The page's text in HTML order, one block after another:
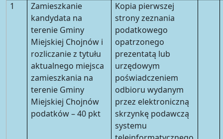
1
Zamieszkanie
kandydata na
terenie Gminy
Miejskiej Chojnów i
rozliczanie z tytułu
aktualnego miejsca
zamieszkania na
terenie Gminy
Miejskiej Chojnów
podatków – 40 pkt
Kopia pierwszej
strony zeznania
podatkowego
opatrzonego
prezentatą lub
urzędowym
poświadczeniem
odbioru wydanym
przez elektroniczną
skrzynkę podawczą
systemu